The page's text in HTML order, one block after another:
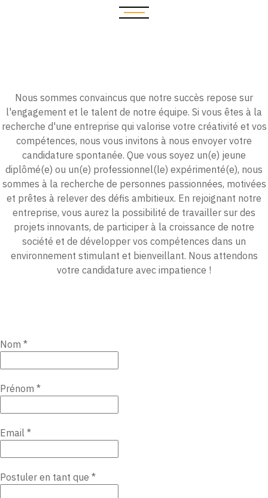
Nous sommes convaincus que notre succès repose sur
l'engagement et le talent de notre équipe. Si vous êtes à la
recherche d'une entreprise qui valorise votre créativité et vos
compétences, nous vous invitons à nous envoyer votre
candidature spontanée. Que vous soyez un(e) jeune
diplômé(e) ou un(e) professionnel(le) expérimenté(e), nous
sommes à la recherche de personnes passionnées, motivées
et prêtes à relever des défis ambitieux. En rejoignant notre
entreprise, vous aurez la possibilité de travailler sur des
projets innovants, de participer à la croissance de notre
société et de développer vos compétences dans un
environnement stimulant et bienveillant. Nous attendons
votre candidature avec impatience !
Nom *
Prénom *
Email *
Postuler en tant que *